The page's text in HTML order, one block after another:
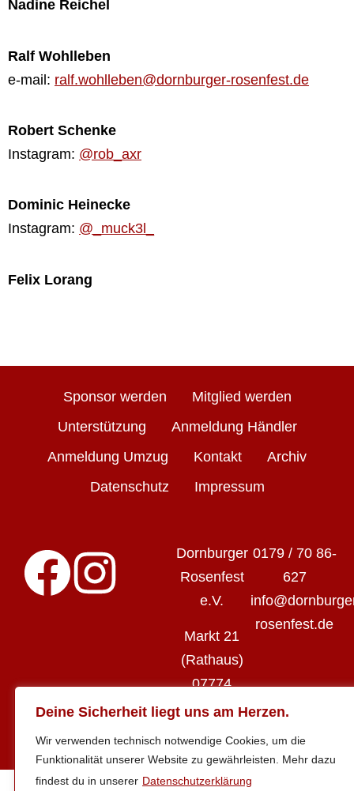
Deine Sicherheit liegt uns am Herzen.
Wir verwenden technisch notwendige Cookies, um die
Funktionalität unserer Website zu gewährleisten. Mehr dazu
findest du in unserer Datenschutzerklärung
Nadine Reichel
Ralf Wohlleben
e-mail: ralf.wohlleben@dornburger-rosenfest.de
Robert Schenke
Instagram: @rob_axr
Dominic Heinecke
Instagram: @_muck3l_
Felix Lorang
Sponsor werden
Mitglied werden
Unterstützung
Anmeldung Händler
Anmeldung Umzug
Kontakt
Archiv
Datenschutz
Impressum
Dornburger
Rosenfest
e.V.
Markt 21
(Rathaus)
07774
Dornburg-
0179 / 70 86-
627
rosenfest.de